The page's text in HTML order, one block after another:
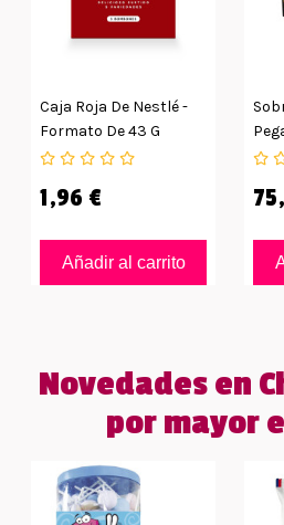
Caja Roja De Nestlé -
Formato De 43 G
1,96 €
Añadir al carrito
Novedades en
por mayor